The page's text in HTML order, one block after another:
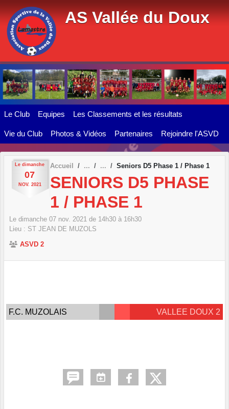
AS Vallée du Doux
Le Club Equipes Les Classements et les résultats
Vie du Club Photos & Vidéos Partenaires Rejoindre l'ASVD
Le dimanche
07
NOV. 2021
Accueil Seniors D5 Phase 1 / Phase 1
SENIORS D5 PHASE
1 / PHASE 1
Le dimanche 07 nov. 2021 de 14h30 à 16h30
Lieu : ST JEAN DE MUZOLS
ASVD 2
F.C. MUZOLAIS VALLEE DOUX 2
Panneau de gestion des cookies